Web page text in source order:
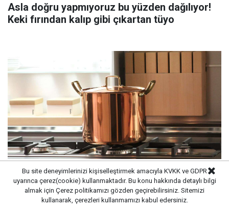
Asla doğru yapmıyoruz bu yüzden dağılıyor!
Keki fırından kalıp gibi çıkartan tüyo
Süt kaynarken taşıyorsa bu yöntemi deneyin:
Tencerenin üzerine yerleştirmek yeterli
Bu site deneyimlerinizi kişiselleştirmek amacıyla KVKK ve GDPR
uyarınca çerez(cookie) kullanmaktadır. Bu konu hakkında detaylı bilgi
almak için Çerez politikamızı gözden geçirebilirsiniz. Sitemizi
kullanarak, çerezleri kullanmamızı kabul edersiniz.